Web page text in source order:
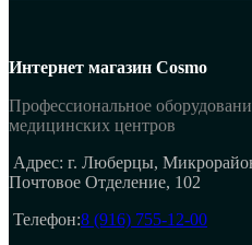
Интернет магазин Cosmo
Профессиональное
медицинских центров
Адрес: г. Люберцы,
Почтовое Отделение, 102
Телефон:8 (916) 755-12-00